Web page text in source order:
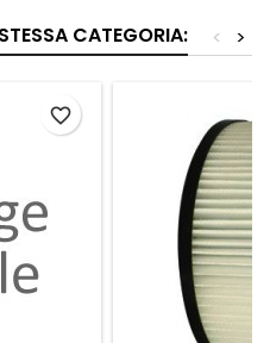
CATEGORIA: >
<
favorite_border